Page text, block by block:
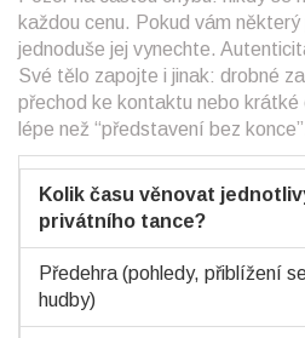
každou cenu. Pokud vám
jednoduše jej vynechte.
Své tělo zapojte i jinak: drobné
přechod ke kontaktu nebo
lépe než “představení bez
Kolik času věnovat
privátního tance?
Předehra (pohledy, přiblížení
hudby)